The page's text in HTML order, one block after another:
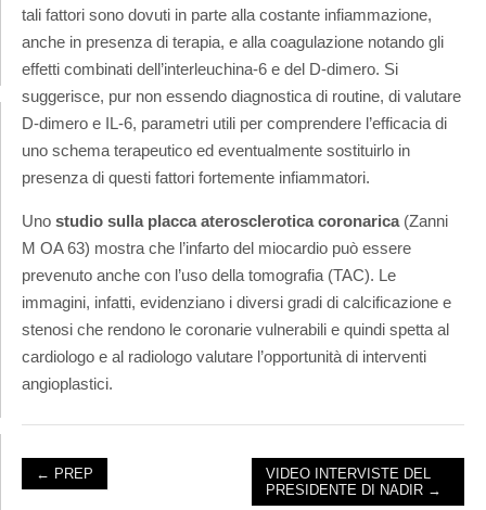
tali fattori sono dovuti in parte alla costante infiammazione,
anche in presenza di terapia, e alla coagulazione notando gli
effetti combinati dell’interleuchina-6 e del D-dimero. Si
suggerisce, pur non essendo diagnostica di routine, di valutare
D-dimero e IL-6, parametri utili per comprendere l’efficacia di
uno schema terapeutico ed eventualmente sostituirlo in
presenza di questi fattori fortemente infiammatori.
Uno studio sulla placca aterosclerotica coronarica (Zanni
M OA 63) mostra che l’infarto del miocardio può essere
prevenuto anche con l’uso della tomografia (TAC). Le
immagini, infatti, evidenziano i diversi gradi di calcificazione e
stenosi che rendono le coronarie vulnerabili e quindi spetta al
cardiologo e al radiologo valutare l’opportunità di interventi
angioplastici.
← PREP
VIDEO INTERVISTE DEL
PRESIDENTE DI NADIR →